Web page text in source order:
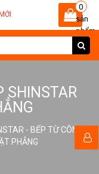
0
sản
phẩm
SHINSTAR
- BẾP TỪ CÔNG
PHẲNG